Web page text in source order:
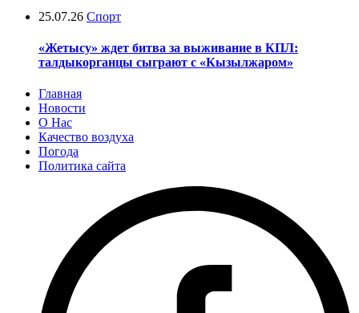
25.07.26 Спорт
«Жетысу» ждет битва за выживание в КПЛ:
талдыкорганцы сыграют с «Кызылжаром»
Главная
Новости
О Нас
Качество воздуха
Погода
Политика сайта